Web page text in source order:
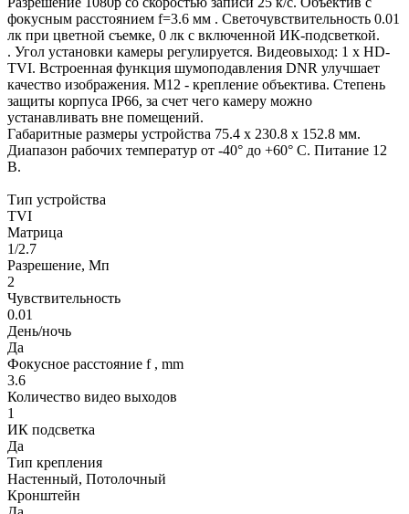
фокусным расстоянием f=3.6 мм . Светочувствительность 0.01
лк при цветной съемке, 0 лк с включенной ИК-подсветкой.
. Угол установки камеры регулируется. Видеовыход: 1 х HD-
TVI. Встроенная функция шумоподавления DNR улучшает
качество изображения. М12 - крепление объектива. Степень
защиты корпуса IP66, за счет чего камеру можно
устанавливать вне помещений.
Габаритные размеры устройства 75.4 х 230.8 х 152.8 мм.
Диапазон рабочих температур от -40° до +60° С. Питание 12
В.
Тип устройства
TVI
Матрица
1/2.7
Разрешение, Мп
2
Чувствительность
0.01
День/ночь
Да
Фокусное расстояние f , mm
3.6
Количество видео выходов
1
ИК подсветка
Да
Тип крепления
Настенный, Потолочный
Кронштейн